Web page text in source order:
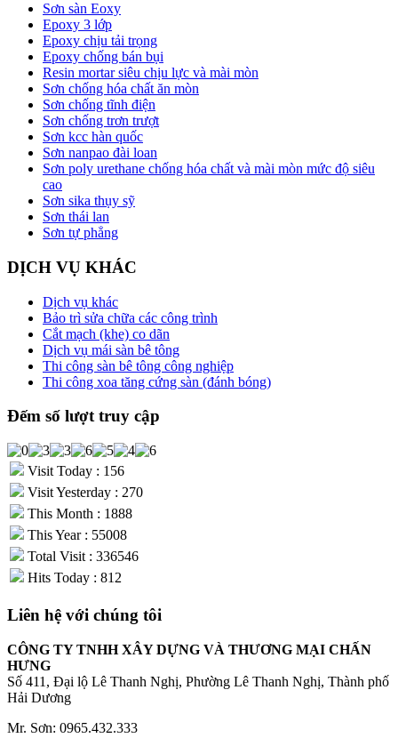
Sơn sàn Eoxy
Epoxy 3 lớp
Epoxy chịu tải trọng
Epoxy chống bán bụi
Resin mortar siêu chịu lực và mài mòn
Sơn chống hóa chất ăn mòn
Sơn chống tĩnh điện
Sơn chống trơn trượt
Sơn kcc hàn quốc
Sơn nanpao đài loan
Sơn poly urethane chống hóa chất và mài mòn mức độ siêu
cao
Sơn sika thụy sỹ
Sơn thái lan
Sơn tự phẳng
DỊCH VỤ KHÁC
Dịch vụ khác
Bảo trì sửa chữa các công trình
Cắt mạch (khe) co dãn
Dịch vụ mái sàn bê tông
Thi công sàn bê tông công nghiệp
Thi công xoa tăng cứng sàn (đánh bóng)
Đếm số lượt truy cập
Visit Today : 156
Visit Yesterday : 270
This Month : 1888
This Year : 55008
Total Visit : 336546
Hits Today : 812
Liên hệ với chúng tôi
CÔNG TY TNHH XÂY DỰNG VÀ THƯƠNG MẠI CHẤN
HƯNG
Số 411, Đại lộ Lê Thanh Nghị, Phường Lê Thanh Nghị, Thành phố
Hải Dương
Mr. Sơn: 0965.432.333